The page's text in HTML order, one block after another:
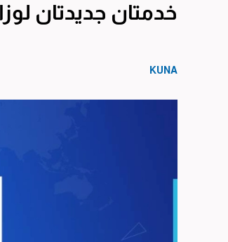
خدمتان جديدتان
KUNA